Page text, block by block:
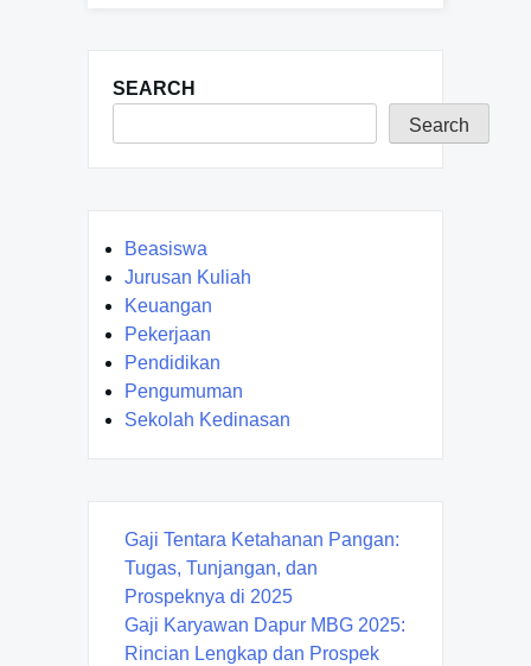
SEARCH
Search
Beasiswa
Jurusan Kuliah
Keuangan
Pekerjaan
Pendidikan
Pengumuman
Sekolah Kedinasan
Gaji Tentara Ketahanan Pangan:
Tugas, Tunjangan, dan
Prospeknya di 2025
Gaji Karyawan Dapur MBG 2025:
Rincian Lengkap dan Prospek